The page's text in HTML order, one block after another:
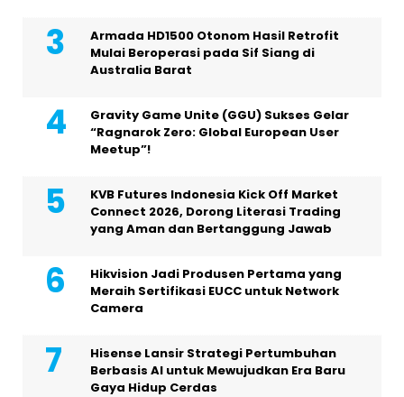
Armada HD1500 Otonom Hasil Retrofit
Mulai Beroperasi pada Sif Siang di
Australia Barat
Gravity Game Unite (GGU) Sukses Gelar
“Ragnarok Zero: Global European User
Meetup”!
KVB Futures Indonesia Kick Off Market
Connect 2026, Dorong Literasi Trading
yang Aman dan Bertanggung Jawab
Hikvision Jadi Produsen Pertama yang
Meraih Sertifikasi EUCC untuk Network
Camera
Hisense Lansir Strategi Pertumbuhan
Berbasis AI untuk Mewujudkan Era Baru
Gaya Hidup Cerdas